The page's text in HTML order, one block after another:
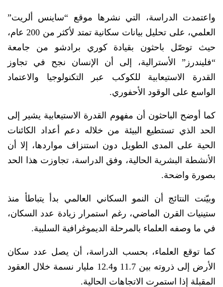
واعتمدت الدراسة، التي نشرها موقع “ساينس ألريت”
العلمي، على تحليل بيانات سكانية تمتد لأكثر من 200 عام،
حيث توصّل باحثون بقيادة كوري برادشو من جامعة
“فليندرز” الأسترالية، إلى أن الإنسان نجح في تجاوز
القدرة الاستيعابية للكوكب عبر التكنولوجيا والاعتماد
الواسع على الوقود الأحفوري.
كما أوضح الباحثون أن مفهوم القدرة الاستيعابية يشير إلى
الحد الذي تستطيع البيئة من خلاله دعم أعداد الكائنات
الحية على المدى الطويل دون استنزاف مواردها، إلا أن
الأنشطة البشرية الحالية، وفق الدراسة، تجاوزت هذا الحد
بصورة واضحة.
وبيّنت النتائج أن النمو السكاني العالمي بدأ يتباطأ منذ
ستينيات القرن الماضي، رغم استمرار زيادة عدد السكان،
في ما وصفه العلماء بالمرحلة الديموغرافية السلبية.
كما توقع العلماء، بحسب الدراسة، أن يصل عدد سكان
الأرض إلى ذروته بين 11.7 و12.4 مليار نسمة خلال العقود
المقبلة إذا استمرت الاتجاهات الحالية.